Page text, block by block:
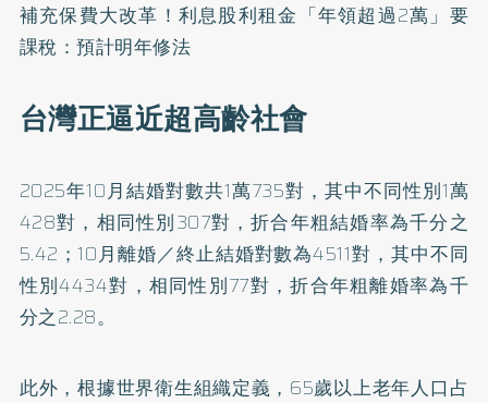
補充保費大改革！利息股利租金「年領超過2萬」要
課稅：預計明年修法
台灣正逼近超高齡社會
2025年10月結婚對數共1萬735對，其中不同性別1萬
428對，相同性別307對，折合年粗結婚率為千分之
5.42；10月離婚／終止結婚對數為4511對，其中不同
性別4434對，相同性別77對，折合年粗離婚率為千
分之2.28。
此外，根據世界衛生組織定義，65歲以上老年人口占